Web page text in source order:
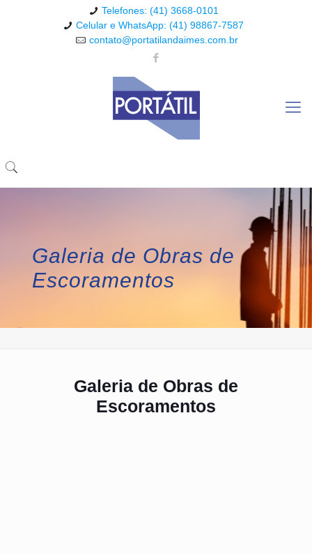
Telefones: (41) 3668-0101
Celular e WhatsApp: (41) 98867-7587
contato@portatilandaimes.com.br
Galeria de Obras de
Escoramentos
Galeria de Obras de
Escoramentos